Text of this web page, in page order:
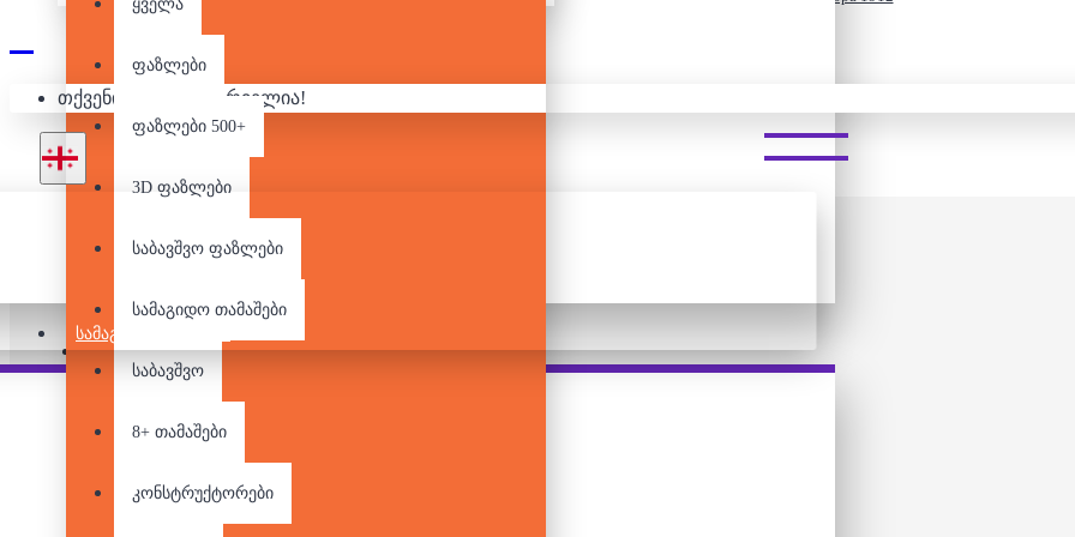
ᲡᲐᲛᲐᲒᲘᲓᲝ ᲗᲐᲛᲐᲨᲔᲑᲘ
ყველა
ფაზლები
ფაზლები 500+
3D ფაზლები
საბავშვო ფაზლები
სამაგიდო თამაშები
საბავშვო
8+ თამაშები
კონსტრუქტორები
თქვენი კალათა ცარიელია! TICKET TO RIDE: EUROPA
Pair it With